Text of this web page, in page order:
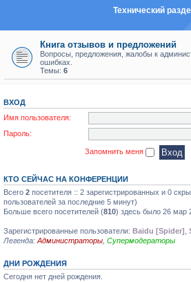
Технический
Книга отзывов и предложений
Вопросы, предложения, жалобы к
ошибках.
Темы: 6
ВХОД
Имя пользователя:
Пароль:
Запомнить меня
КТО СЕЙЧАС НА КОНФЕРЕНЦИИ
Всего 2 посетителя :: 2 зарегистрированных и 0
пользователей за последние 5 минут)
Больше всего посетителей (810) здесь было 26 мар
Зарегистрированные пользователи: Baidu [Spider]
Легенда: Администраторы Супермодераторы
ДНИ РОЖДЕНИЯ
Сегодня нет дней рождения.